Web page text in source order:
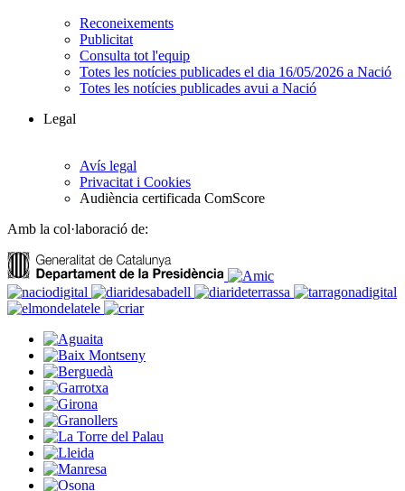
Reconeixements
Publicitat
Consulta tot l'equip
Totes les notícies publicades el dia 16/05/2026 a Nació
Totes les notícies publicades avui a Nació
Legal
Avís legal
Privacitat i Cookies
Audiència certificada ComScore
Amb la col·laboració de: